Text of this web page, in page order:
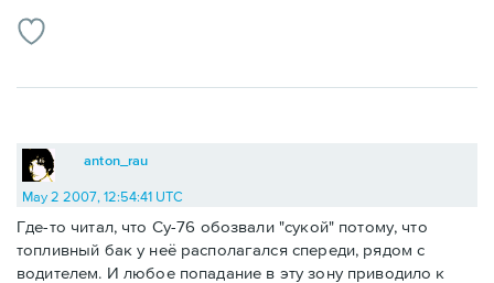
anton_rau
May 2 2007, 12:54:41 UTC
Где-то читал, что Су-76 обозвали "сукой" потому, что
топливный бак у неё располагался спереди, рядом с
водителем. И любое попадание в эту зону приводило к